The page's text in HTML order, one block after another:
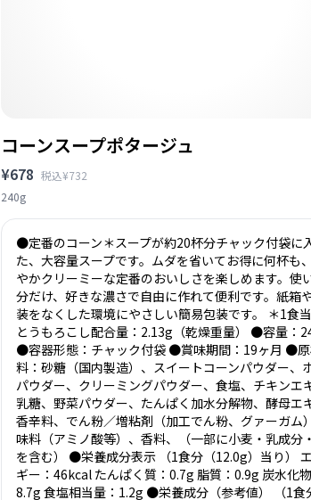
コーンスープポタージュ
¥678 税込¥732
240g
●定番のコーン＊スープが約20杯分チャック付袋に
た、大容量スープです。ムダを省いてお得に何杯も
やかクリーミーな定番のおいしさを楽しめます。使
分だけ、好きな濃さで自由に作れて便利です。紙箱
装をなくした環境にやさしい簡易包装です。 ＊1食
とうもろこし配合量：2.13g（乾燥重量） ●容量：
●容器形態：チャック付袋 ●賞味期間：19ヶ月 ●
料：砂糖（国内製造）、スイートコーンパウダー、
パウダー、クリーミングパウダー、食塩、チキンエキ
乳糖、野菜パウダー、たんぱく加水分解物、酵母エキ
香辛料、でん粉／増粘剤（加工でん粉、グァーガム
味料（アミノ酸等）、香料、（一部に小麦・乳成分
を含む） ●栄養成分表示 （1食分（12.0g）当り）
ギー：46kcal たんぱく質：0.7g 脂質：0.9g 炭水化物
8.7g 食塩相当量：1.2g ●栄養成分（参考値） （1食